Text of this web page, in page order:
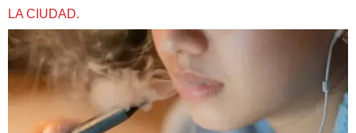
LA CIUDAD.